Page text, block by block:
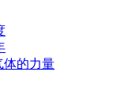
体的力量